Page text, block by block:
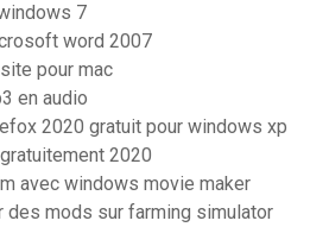
7
word 2007
pour mac
en audio
2020 gratuit pour windows xp
2020
avec windows movie maker
des mods sur farming simulator